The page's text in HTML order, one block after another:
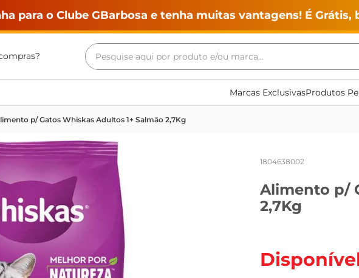
para o Clube GBarbosa e tenha muitas vantagens! É Grátis,
Pesquise aqui por produto e/ou marca...
Marcas ExclusivasProdutos
p/ Gatos Whiskas Adultos 1+ Salmão 2,7Kg
1804638002
Alimento p/
2,7Kg
Termos mais buscados
maquina lavar
fogao
café
cerveja
frango
vinho
leite
tv